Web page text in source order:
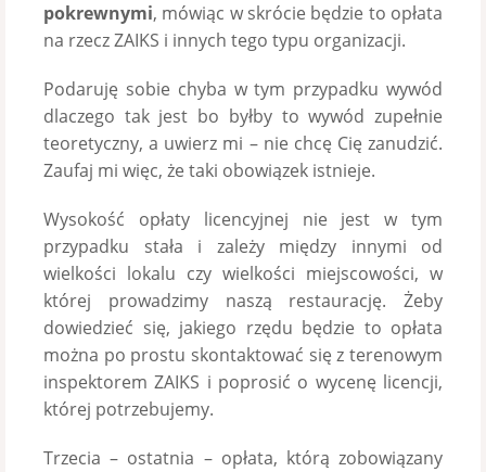
pokrewnymi, mówiąc w skrócie będzie to opłata
na rzecz ZAIKS i innych tego typu organizacji.
Podaruję sobie chyba w tym przypadku wywód
dlaczego tak jest bo byłby to wywód zupełnie
teoretyczny, a uwierz mi – nie chcę Cię zanudzić.
Zaufaj mi więc, że taki obowiązek istnieje.
Wysokość opłaty licencyjnej nie jest w tym
przypadku stała i zależy między innymi od
wielkości lokalu czy wielkości miejscowości, w
której prowadzimy naszą restaurację. Żeby
dowiedzieć się, jakiego rzędu będzie to opłata
można po prostu skontaktować się z terenowym
inspektorem ZAIKS i poprosić o wycenę licencji,
której potrzebujemy.
Trzecia – ostatnia – opłata, którą zobowiązany